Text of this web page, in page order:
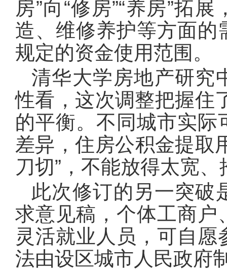
房”向“修房”“养房”拓
造、维修养护等方面
规定的资金使用范围。
清华大学房地产研究
性看，这次调整把握住
的平衡。不同城市实
差异，住房公积金提取
刀切”，不能放得太宽
此次修订的另一突破
求意见稿，个体工商户
灵活就业人员，可自
法由设区城市人民政府